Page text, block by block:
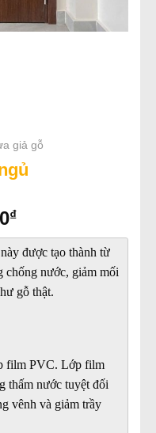
giả gỗ
₫Giá
hiện
tại
là:
3.090.000₫.
được tạo thành từ
chống nước, giảm mối
gỗ thật.
film PVC. Lớp film
thấm nước tuyệt đối
vênh và giảm trầy